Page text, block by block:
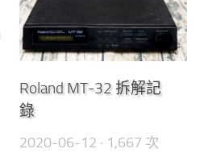
Roland MT-32 拆解記
錄
2020-06-12 · 1,667 次